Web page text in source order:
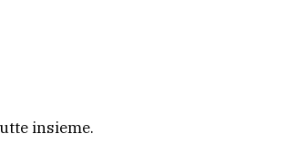
insieme.